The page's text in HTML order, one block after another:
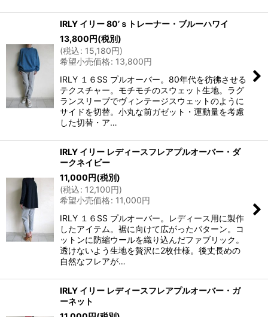
IRLY イリー 80’ｓトレーナー・ブルーハワイ
13,800円(税別)
(税込: 15,180円)
希望小売価格: 13,800円
IRLY １６SS プルオーバー。80年代を彷彿させる
テクスチャー。モチモチのスウェット生地。ラグ
ランスリーブでヴィンテージスウェットのように
サイドを切替。小丸な前ガゼット・運動量を考慮
した切替・ア…
IRLY イリー レディースフレアプルオーバー・ダ
ークネイビー
11,000円(税別)
(税込: 12,100円)
希望小売価格: 11,000円
IRLY １６SS プルオーバー。レディース用に製作
したアイテム。裾に向けて広がったパターン。コ
ットンに防縮ウールを織り込んだファブリック。
透けないよう生地を贅沢に2枚仕様。後丈長めの
自然なフレアが…
IRLY イリー レディースフレアプルオーバー・ガ
ーネット